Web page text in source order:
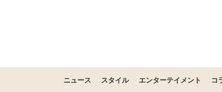
ニュース スタイル エンターテイメント コ